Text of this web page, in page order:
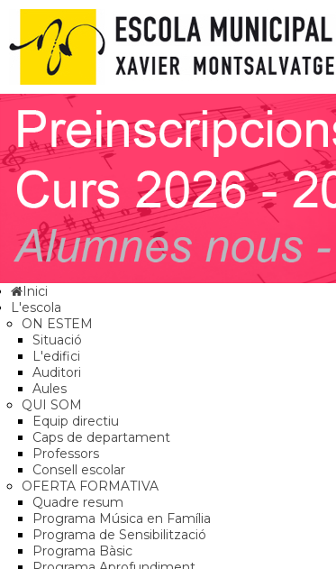
Inici
L'escola
ON ESTEM
Situació
L'edifici
Auditori
Aules
QUI SOM
Equip directiu
Caps de departament
Professors
Consell escolar
OFERTA FORMATIVA
Quadre resum
Programa Música en Família
Programa de Sensibilització
Programa Bàsic